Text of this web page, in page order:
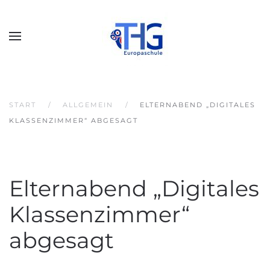
START ALLGEMEIN
ELTERNABEND „DIGITALES
KLASSENZIMMER“ ABGESAGT
Elternabend „Digitales
Klassenzimmer“
abgesagt